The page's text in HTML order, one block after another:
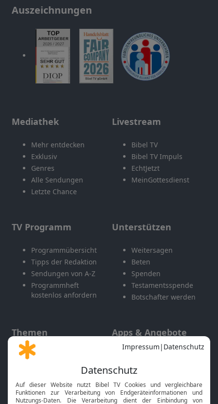
Auszeichnungen
Mediathek
Mehr entdecken
Exklusiv
Genres
Alle Sendungen
Letzte Chance
Livestream
Bibel TV
Bibel TV Impuls
EchtJetzt
MeinGottesdienst
TV Programm
Programmübersicht
Tipps der Redaktion
Sendungen von A-Z
Programmheft
kostenlos anfordern
Unterstützen
Weitersagen
Beten
Spenden
Testamentsspende
Botschafter werden
Themen
Gott und Bibel erklärt
Neuigkeiten
Apps & Angebote
Mobile App
Smart TV